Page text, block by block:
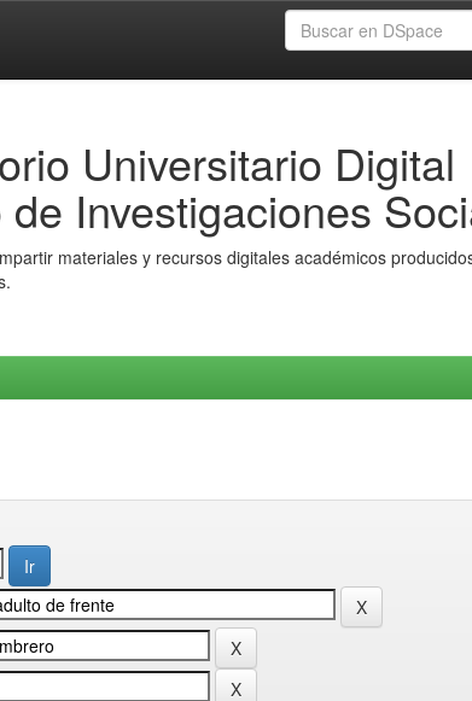
Universitario Digital
de Investigaciones
materiales y recursos digitales académicos